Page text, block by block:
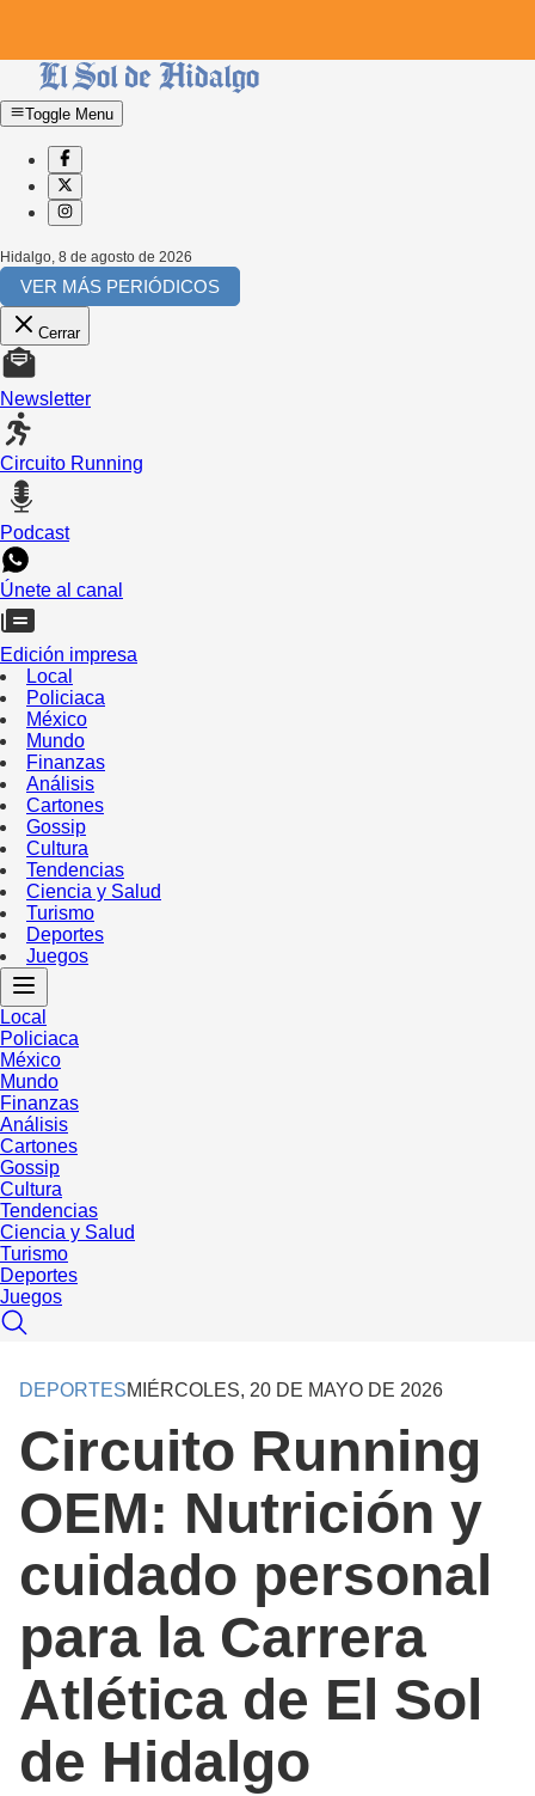
Toggle Menu
Hidalgo, 8 de agosto de 2026
VER MÁS PERIÓDICOS
Cerrar
Newsletter
Circuito Running
Podcast
Únete al canal
Edición impresa
Local
Policiaca
México
Mundo
Finanzas
Análisis
Cartones
Gossip
Cultura
Tendencias
Ciencia y Salud
Turismo
Deportes
Juegos
Local
Policiaca
México
Mundo
Finanzas
Análisis
Cartones
Gossip
Cultura
Tendencias
Ciencia y Salud
Turismo
Deportes
Juegos
DEPORTESMIÉRCOLES, 20 DE MAYO DE 2026
Circuito Running
OEM: Nutrición y
cuidado personal
para la Carrera
Atlética de El Sol
de Hidalgo